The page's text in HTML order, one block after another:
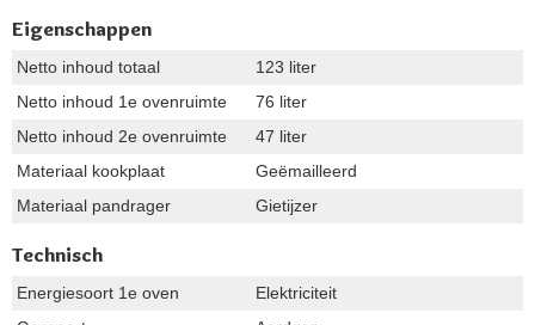
Eigenschappen
Netto inhoud totaal
123 liter
Netto inhoud 1e ovenruimte
76 liter
Netto inhoud 2e ovenruimte
47 liter
Materiaal kookplaat
Geëmailleerd
Materiaal pandrager
Gietijzer
Technisch
Energiesoort 1e oven
Elektriciteit